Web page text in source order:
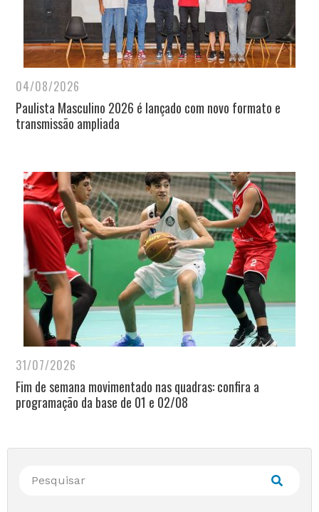
04/08/2026
Paulista Masculino 2026 é lançado com novo formato e
transmissão ampliada
31/07/2026
Fim de semana movimentado nas quadras: confira a
programação da base de 01 e 02/08